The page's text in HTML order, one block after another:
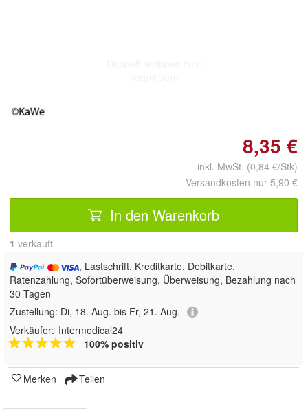
8,35 €
inkl. MwSt. (0,84 €/Stk)
Versandkosten nur 5,90 €
In den Warenkorb
1 verkauft
, Lastschrift, Kreditkarte, Debitkarte,
Ratenzahlung, Sofortüberweisung, Überweisung, Bezahlung nach
30 Tagen
Zustellung: Di, 18. Aug. bis Fr, 21. Aug.
Verkäufer: Intermedical24
100% positiv
Merken Teilen